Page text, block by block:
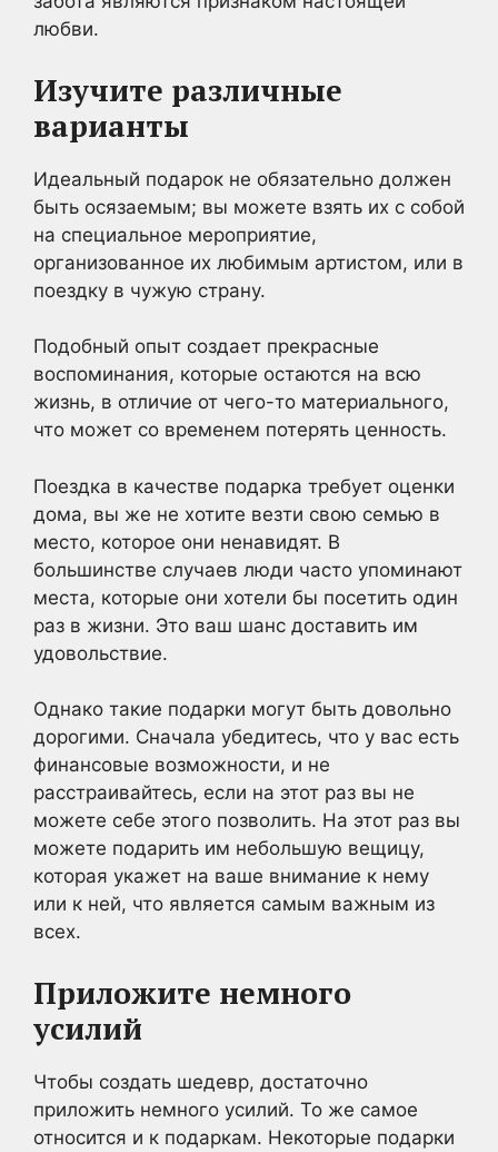
любви.
Изучите различные
варианты
Идеальный подарок не обязательно должен
быть осязаемым; вы можете взять их с собой
на специальное мероприятие,
организованное их любимым артистом, или в
поездку в чужую страну.
Подобный опыт создает прекрасные
воспоминания, которые остаются на всю
жизнь, в отличие от чего-то материального,
что может со временем потерять ценность.
Поездка в качестве подарка требует оценки
дома, вы же не хотите везти свою семью в
место, которое они ненавидят. В
большинстве случаев люди часто упоминают
места, которые они хотели бы посетить один
раз в жизни. Это ваш шанс доставить им
удовольствие.
Однако такие подарки могут быть довольно
дорогими. Сначала убедитесь, что у вас есть
финансовые возможности, и не
расстраивайтесь, если на этот раз вы не
можете себе этого позволить. На этот раз вы
можете подарить им небольшую вещицу,
которая укажет на ваше внимание к нему
или к ней, что является самым важным из
всех.
Приложите немного
усилий
Чтобы создать шедевр, достаточно
приложить немного усилий. То же самое
относится и к подаркам. Некоторые подарки